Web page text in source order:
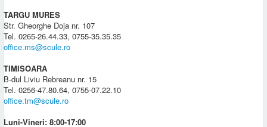
TARGU MURES
Str. Gheorghe Doja nr. 107
Tel. 0265-26.44.33, 0755-35.35.35
office.ms@scule.ro
TIMISOARA
B-dul Liviu Rebreanu nr. 15
Tel. 0256-47.80.64, 0755-07.22.10
office.tm@scule.ro
Luni-Vineri: 8:00-17:00